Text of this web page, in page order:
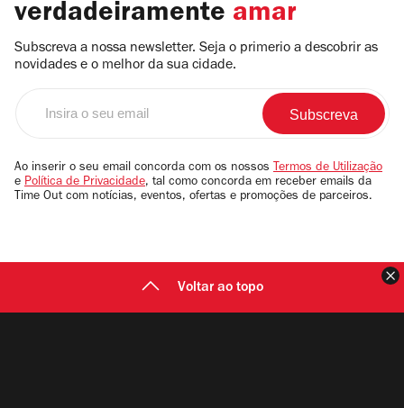
verdadeiramente amar
Subscreva a nossa newsletter. Seja o primerio a descobrir as
novidades e o melhor da sua cidade.
email
Ao inserir o seu email concorda com os nossos Termos de Utilização
e Política de Privacidade, tal como concorda em receber emails da
Time Out com notícias, eventos, ofertas e promoções de parceiros.
Voltar ao topo